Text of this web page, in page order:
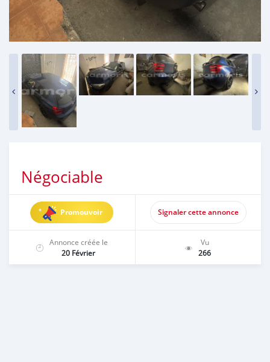
Négociable
Promouvoir Signaler cette annonce
Annonce créée le
20 Février
Vu
266